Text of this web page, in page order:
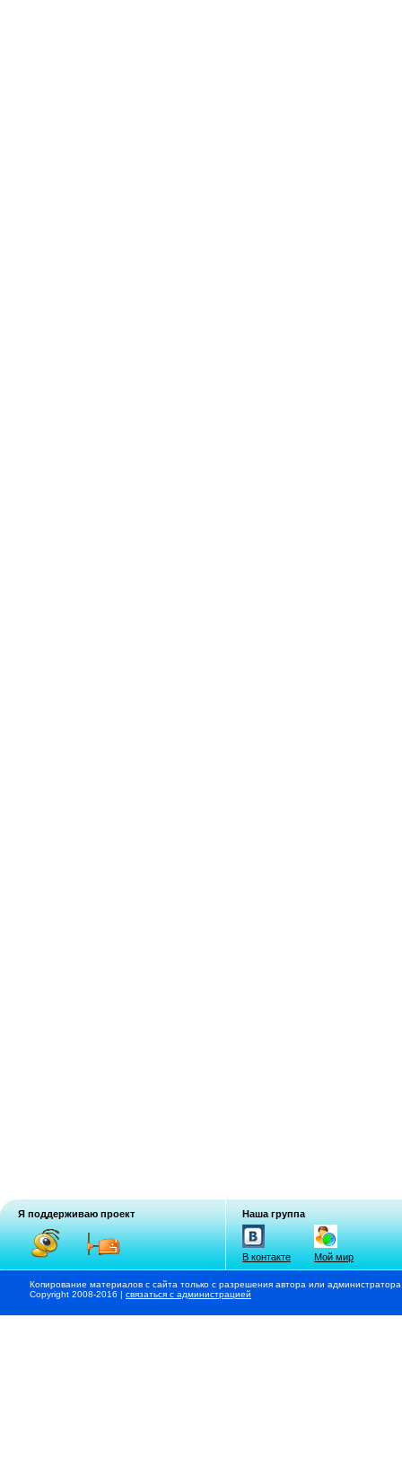
Я поддерживаю проект Наша группа
В контакте Мой мир
Копирование материалов с сайта только с разрешения автора или
Copyright 2008-2016 | связаться с администрацией